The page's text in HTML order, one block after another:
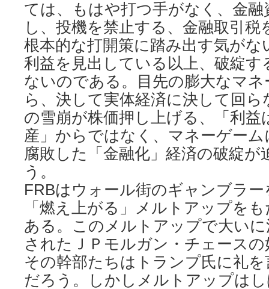
ては、もはや打つ手がなく、金融
し、投機を禁止する、金融取引
根本的な打開策に踏み出す気が
利益を見出している以上、破綻
ないのである。目先の膨大なマ
ら、決して実体経済に決して回
の雪崩が株価押し上げる、「利益
産」からではなく、マネーゲー
腐敗した「金融化」経済の破綻
う。
FRBはウォール街のギャンブラ
「燃え上がる」メルトアップを
ある。このメルトアップで大い
されたＪＰモルガン・チェース
その幹部たちはトランプ氏に礼
だろう。しかしメルトアップは